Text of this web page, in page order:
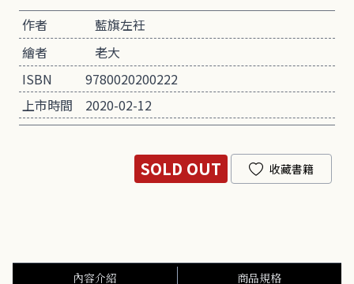
作者
藍旗左衽
繪者
老大
ISBN
9780020200222
上市時間
2020-02-12
SOLD OUT 收藏書籍
內容介紹 商品規格